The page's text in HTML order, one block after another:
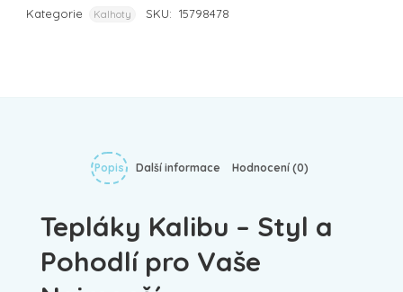
Kategorie Kalhoty SKU: 15798478
Popis Další informace Hodnocení (0)
Tepláky Kalibu – Styl a
Pohodlí pro Vaše